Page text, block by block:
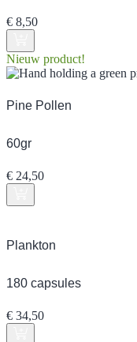
€ 8,50
Nieuw product!
Pine Pollen
60gr
€ 24,50
Plankton
180 capsules
€ 34,50